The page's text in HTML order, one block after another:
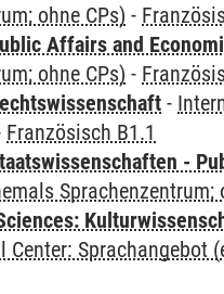
ohne CPs) -
Affairs and
ohne CPs) -
-
Französisch B1.1
-
Sprachenzentrum;
Center: Sprachangebot